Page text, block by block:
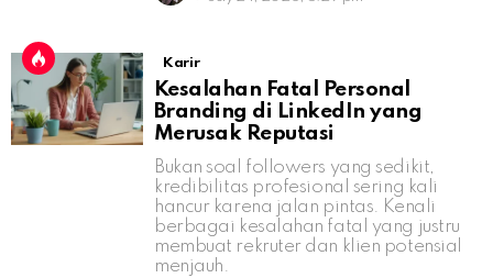
Karir
Kesalahan Fatal Personal
Branding di LinkedIn yang
Merusak Reputasi
Bukan soal followers yang sedikit,
kredibilitas profesional sering kali
hancur karena jalan pintas. Kenali
berbagai kesalahan fatal yang justru
membuat rekruter dan klien potensial
menjauh.